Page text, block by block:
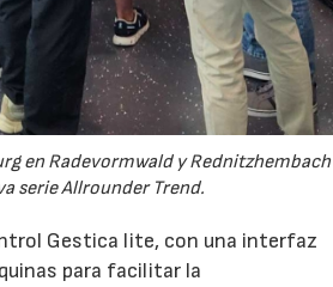
en Radevormwald y Rednitzhembach
serie Allrounder Trend.
Gestica lite, con una interfaz
para facilitar la